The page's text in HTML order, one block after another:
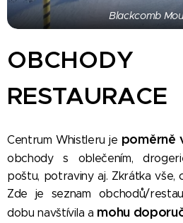
Blackcomb
RESTAURACE
Centrum Whistleru je poměrně
obchody s oblečením,
poštu, potraviny aj. Zkrátka
Zde je seznam obchodů/
dobu navštívila a mohu